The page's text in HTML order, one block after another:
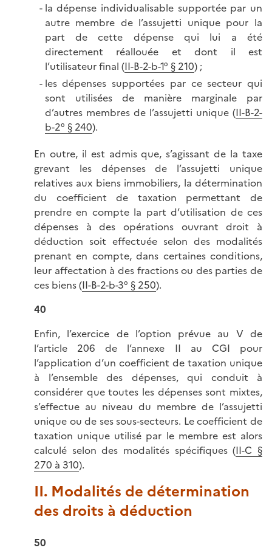
la dépense individualisable supportée par un
autre membre de l’assujetti unique pour la
part de cette dépense qui lui a été
directement réallouée et dont il est
l’utilisateur final (II-B-2-b-1° § 210) ;
les dépenses supportées par ce secteur qui
sont utilisées de manière marginale par
d’autres membres de l’assujetti unique (II-B-2-
b-2° § 240).
En outre, il est admis que, s’agissant de la taxe
grevant les dépenses de l’assujetti unique
relatives aux biens immobiliers, la détermination
du coefficient de taxation permettant de
prendre en compte la part d’utilisation de ces
dépenses à des opérations ouvrant droit à
déduction soit effectuée selon des modalités
prenant en compte, dans certaines conditions,
leur affectation à des fractions ou des parties de
ces biens (II-B-2-b-3° § 250).
40
Enfin, l’exercice de l’option prévue au V de
l’article 206 de l’annexe II au CGI pour
l’application d’un coefficient de taxation unique
à l’ensemble des dépenses, qui conduit à
considérer que toutes les dépenses sont mixtes,
s’effectue au niveau du membre de l’assujetti
unique ou de ses sous-secteurs. Le coefficient de
taxation unique utilisé par le membre est alors
calculé selon des modalités spécifiques (II-C §
270 à 310).
II. Modalités de détermination
des droits à déduction
50